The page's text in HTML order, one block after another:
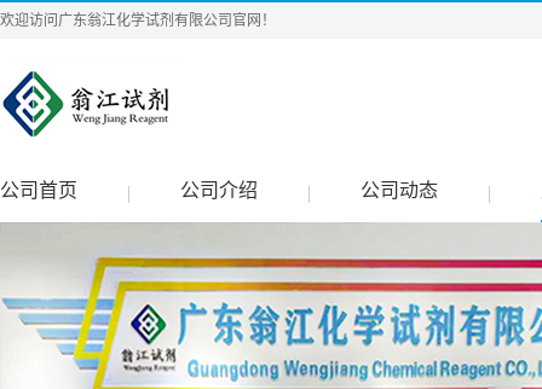
欢迎访问广东翁江化学试剂有限公司官网！
公司首页 公司介绍 公司动态